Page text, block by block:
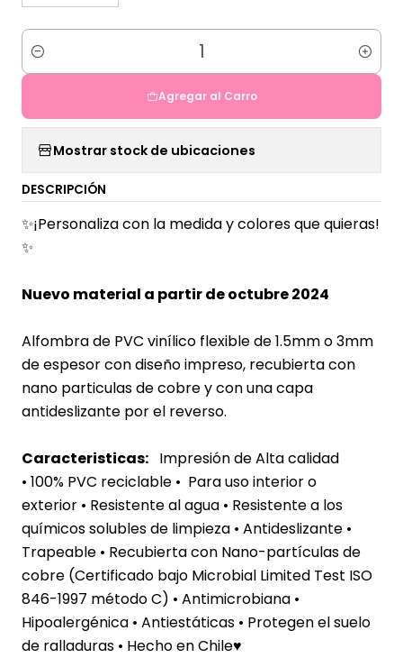
Cantidad
Agregar al Carro
Mostrar stock de ubicaciones
DESCRIPCIÓN
✨¡Personaliza con la medida y colores que quieras!
✨
Nuevo material a partir de octubre 2024
Alfombra de PVC vinílico flexible de 1.5mm o 3mm
de espesor con diseño impreso, recubierta con
nano particulas de cobre y con una capa
antideslizante por el reverso.
Caracteristicas: Impresión de Alta calidad
• 100% PVC reciclable • Para uso interior o
exterior • Resistente al agua • Resistente a los
químicos solubles de limpieza • Antideslizante •
Trapeable • Recubierta con Nano-partículas de
cobre (Certificado bajo Microbial Limited Test ISO
846-1997 método C) • Antimicrobiana •
Hipoalergénica • Antiestáticas • Protegen el suelo
de ralladuras • Hecho en Chile♥